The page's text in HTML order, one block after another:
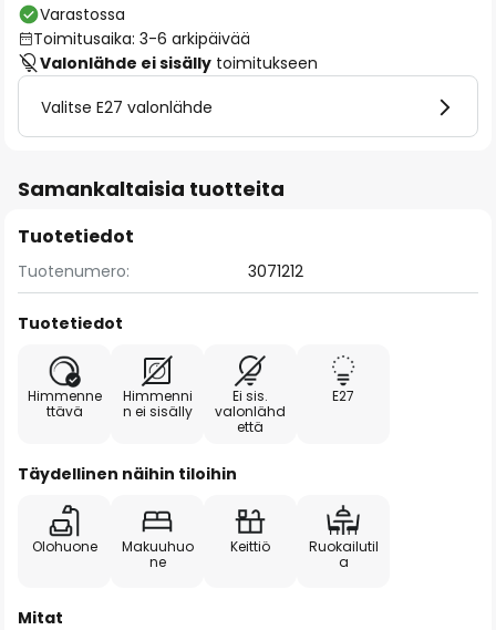
Varastossa
Toimitusaika: 3-6 arkipäivää
Valonlähde ei sisälly toimitukseen
Valitse E27 valonlähde
Samankaltaisia tuotteita
Tuotetiedot
Tuotenumero: 3071212
Tuotetiedot
Himmenne
ttävä
Himmenni
n ei sisälly
Ei sis.
valonlähd
että
E27
Täydellinen näihin tiloihin
Olohuone
Makuuhuo
ne
Keittiö
Ruokailutil
a
Mitat